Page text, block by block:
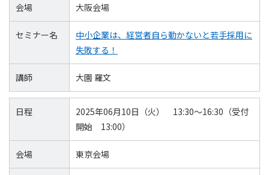
会場 大阪会場
セミナー名
中小企業は、経営者自ら動かないと若手採用に
失敗する！
講師 大園 羅文
日程
2025年06月10日（火） 13:30～16:30（受付
開始 13:00）
会場 東京会場